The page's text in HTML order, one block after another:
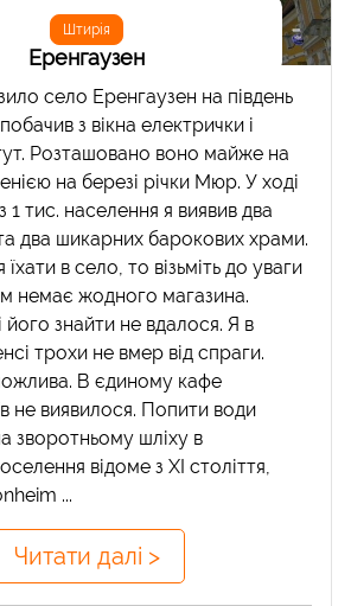
Штирія
Еренгаузен
село Еренгаузен на південь
з вікна електрички і
Розташовано воно майже на
на березі річки Мюр. У ході
1 тис. населення я виявив два
два шикарних барокових храми.
в село, то візьміть до уваги
немає жодного магазина.
його знайти не вдалося. Я в
трохи не вмер від спраги.
В єдиному кафе
не виявилося. Попити води
зворотньому шліху в
відоме з ХІ століття,
...
Читати далі >